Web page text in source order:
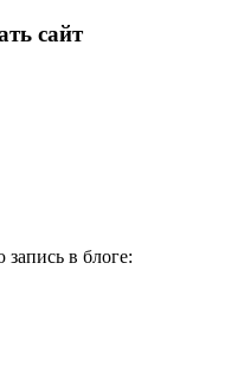
сайт
в блоге: